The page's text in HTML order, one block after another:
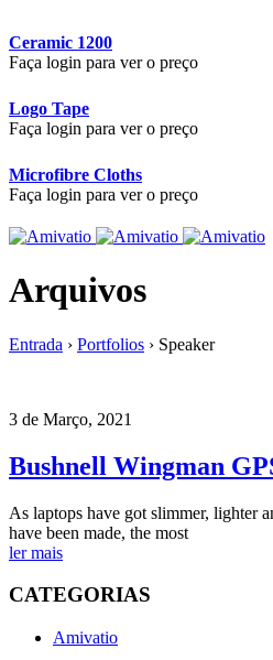
Ceramic 1200
Faça login para ver o preço
Logo Tape
Faça login para ver o preço
Microfibre Cloths
Faça login para ver o preço
Arquivos
Entrada › Portfolios › Speaker
3 de Março, 2021
Bushnell Wingman
As laptops have got slimmer, lighter
have been made, the most
ler mais
CATEGORIAS
Amivatio